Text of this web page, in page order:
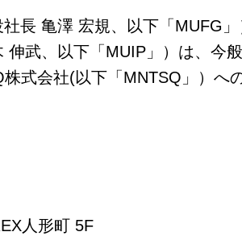
長 亀澤 宏規、以下「MUFG
武、以下「MUIP」）は、今
式会社(以下「MNTSQ」）へ
形町 5F